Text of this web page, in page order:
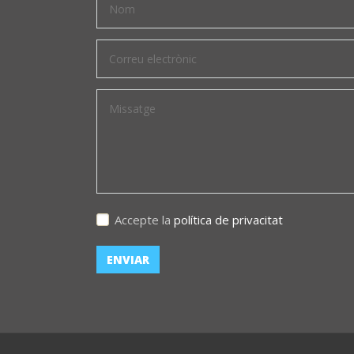
Accepte la política de privacitat